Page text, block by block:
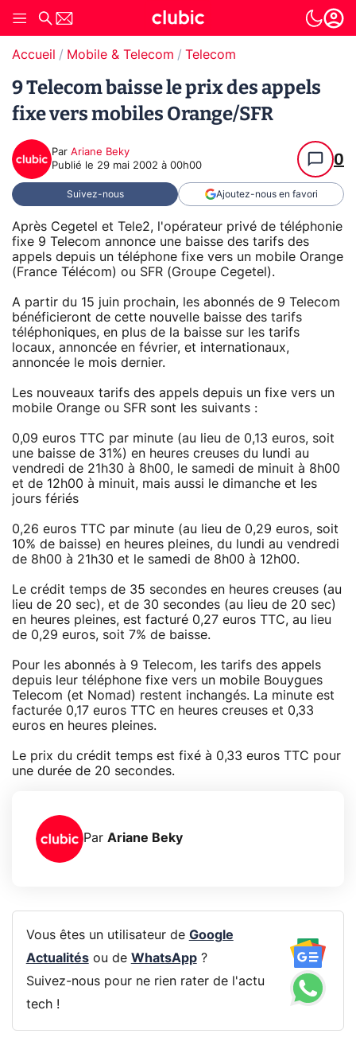
Accueil Mobile & Telecom Telecom
9 Telecom baisse le prix des appels
fixe vers mobiles Orange/SFR
Par Ariane Beky
Publié le 29 mai 2002 à 00h00 0
Suivez-nous Ajoutez-nous en favori
Après Cegetel et Tele2, l'opérateur privé de téléphonie
fixe 9 Telecom annonce une baisse des tarifs des
appels depuis un téléphone fixe vers un mobile Orange
(France Télécom) ou SFR (Groupe Cegetel).
A partir du 15 juin prochain, les abonnés de 9 Telecom
bénéficieront de cette nouvelle baisse des tarifs
téléphoniques, en plus de la baisse sur les tarifs
locaux, annoncée en février, et internationaux,
annoncée le mois dernier.
Les nouveaux tarifs des appels depuis un fixe vers un
mobile Orange ou SFR sont les suivants :
0,09 euros TTC par minute (au lieu de 0,13 euros, soit
une baisse de 31%) en heures creuses du lundi au
vendredi de 21h30 à 8h00, le samedi de minuit à 8h00
et de 12h00 à minuit, mais aussi le dimanche et les
jours fériés
0,26 euros TTC par minute (au lieu de 0,29 euros, soit
10% de baisse) en heures pleines, du lundi au vendredi
de 8h00 à 21h30 et le samedi de 8h00 à 12h00.
Le crédit temps de 35 secondes en heures creuses (au
lieu de 20 sec), et de 30 secondes (au lieu de 20 sec)
en heures pleines, est facturé 0,27 euros TTC, au lieu
de 0,29 euros, soit 7% de baisse.
Pour les abonnés à 9 Telecom, les tarifs des appels
depuis leur téléphone fixe vers un mobile Bouygues
Telecom (et Nomad) restent inchangés. La minute est
facturée 0,17 euros TTC en heures creuses et 0,33
euros en heures pleines.
Le prix du crédit temps est fixé à 0,33 euros TTC pour
une durée de 20 secondes.
Par Ariane Beky
Vous êtes un utilisateur de Google
Actualitésou de WhatsApp?
Suivez-nous pour ne rien rater de l'actu
tech !